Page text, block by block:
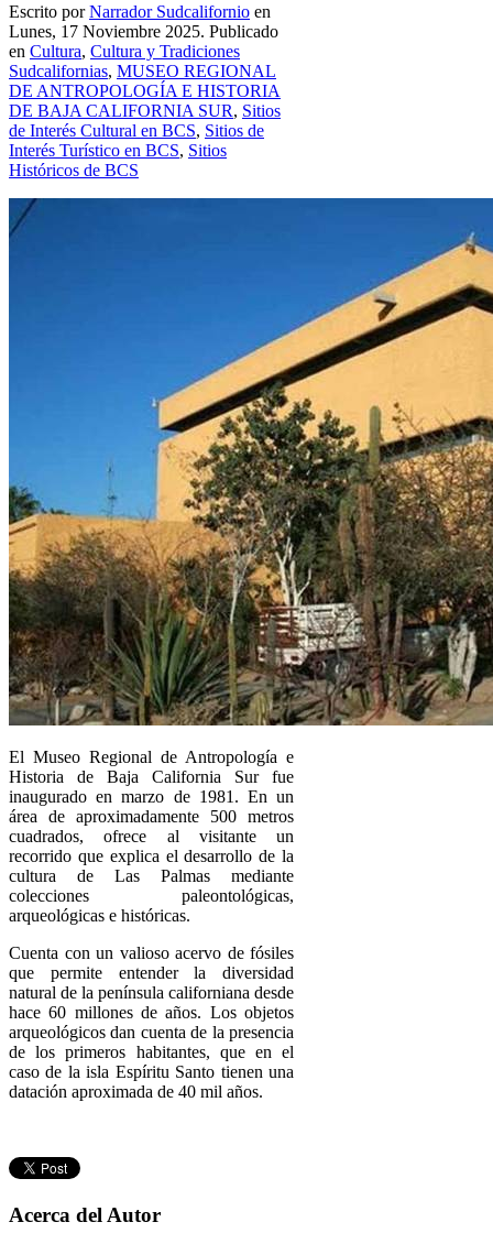
Escrito porNarrador Sudcalifornio en
Lunes, 17 Noviembre 2025. Publicado
en Cultura, Cultura y Tradiciones
Sudcalifornias, MUSEO REGIONAL
DE ANTROPOLOGÍA E HISTORIA
DE BAJA CALIFORNIA SUR, Sitios
de Interés Cultural en BCS, Sitios de
Interés Turístico en BCS, Sitios
Históricos de BCS
El Museo Regional de Antropología e
Historia de Baja California Sur fue
inaugurado en marzo de 1981. En un
área de aproximadamente 500 metros
cuadrados, ofrece al visitante un
recorrido que explica el desarrollo de la
cultura de Las Palmas mediante
colecciones paleontológicas,
arqueológicas e históricas.
Cuenta con un valioso acervo de fósiles
que permite entender la diversidad
natural de la península californiana desde
hace 60 millones de años. Los objetos
arqueológicos dan cuenta de la presencia
de los primeros habitantes, que en el
caso de la isla Espíritu Santo tienen una
datación aproximada de 40 mil años.
Acerca del Autor